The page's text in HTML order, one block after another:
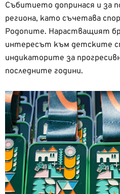
Събитието допринася и за
региона, като съчетава
Родопите. Нарастващият
интересът към детските
индикаторите за
последните години.